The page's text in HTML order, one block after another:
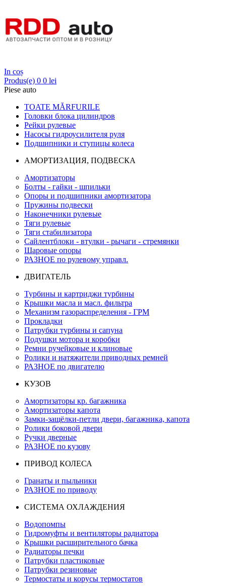
In coș
Produs(e) 0 0 lei
Piese auto
TOATE MĂRFURILE
Головки блока цилиндров
Рейки рулевые
Насосы гидроусилителя руля
Подшипники и ступицы колеса
АМОРТИЗАЦИЯ, ПОДВЕСКА
Амортизаторы
Болты - гайки - шпильки
Опоры и подшипники амортизатора
Пружины подвески
Наконечники рулевые
Тяги рулевые
Тяги стабилизатора
Сайлентблоки - втулки - рычаги - стремянки
Шаровые опоры
РАЗНОЕ по рулевому управл.
ДВИГАТЕЛЬ
Турбины и картриджи турбины
Крышки масла и масл. фильтра
Механизм газораспределения - ГРМ
Прокладки
Патрубки турбины и сапуна
Подушки мотора и коробки
Ремни ручейковые и клиновые
Ролики и натяжители приводных ремней
РАЗНОЕ по двигателю
КУЗОВ
Амортизаторы кр. багажника
Амортизаторы капота
Замки-защёлки-петли двери, багажника, капота
Ролики боковой двери
Ручки дверные
РАЗНОЕ по кузову
ПРИВОД КОЛЕСА
Гранаты и пыльники
РАЗНОЕ по приводу
СИСТЕМА ОХЛАЖДЕНИЯ
Водопомпы
Гидромуфты и вентиляторы радиатора
Крышки расширительного бачка
Радиаторы печки
Патрубки пластиковые
Патрубки резиновые
Термостаты и корусы термостатов